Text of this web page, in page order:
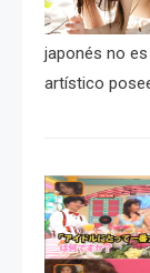
japonés no
artístico